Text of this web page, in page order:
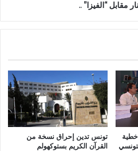
مقابل “الفيزا” ..
تونس تدين إحراق نسخة من
القرآن الكريم بستوكهولم